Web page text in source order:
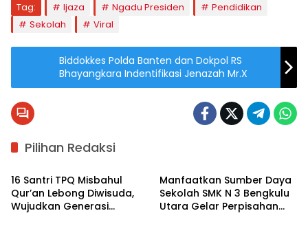
Tag: Ijaza Ngadu Presiden
Pendidikan
Sekolah
Viral
Biddokkes Polda Banten dan Dokpol RS
Bhayangkara Indentifikasi Jenazah Mr.X
Pilihan Redaksi
Berita
16 Santri TPQ Misbahul
Qur’an Lebong Diwisuda,
Wujudkan Generasi
Manfaatkan Sumber Daya
Sekolah SMK N 3 Bengkulu
Utara Gelar Perpisahan
Bengkulu Utara Bengkulu Utara